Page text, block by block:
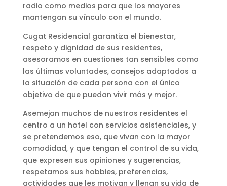
radio como medios para que los mayores
mantengan su vínculo con el mundo.
Cugat Residencial garantiza el bienestar,
respeto y dignidad de sus residentes,
asesoramos en cuestiones tan sensibles como
las últimas voluntades, consejos adaptados a
la situación de cada persona con el único
objetivo de que puedan vivir más y mejor.
Asemejan muchos de nuestros residentes el
centro a un hotel con servicios asistenciales, y
se pretendemos eso, que vivan con la mayor
comodidad, y que tengan el control de su vida,
que expresen sus opiniones y sugerencias,
respetamos sus hobbies, preferencias,
actividades que les motivan y llenan su vida de